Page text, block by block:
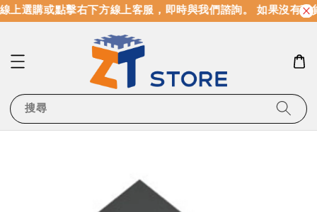
選購或點擊右下方線上客服，即時與我們諮詢。 如果沒有現
搜尋